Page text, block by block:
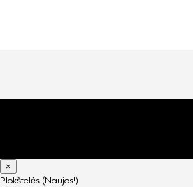
×
Plokštelės (Naujos!)